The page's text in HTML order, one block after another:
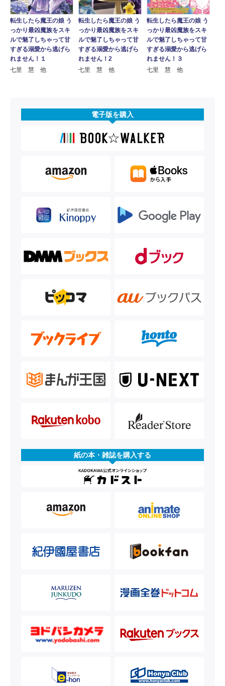
転生したら魔王の娘 う
っかり最凶魔族をスキ
ルで魅了しちゃって甘
すぎる溺愛から逃げら
れません！１
七里 慧 他
転生したら魔王の娘 う
っかり最凶魔族をスキ
ルで魅了しちゃって甘
すぎる溺愛から逃げら
れません！2
七里 慧 他
転生したら魔王の娘 う
っかり最凶魔族をスキ
ルで魅了しちゃって甘
すぎる溺愛から逃げら
れません！３
七里 慧 他
電子版を購入
紙の本・雑誌を購入する